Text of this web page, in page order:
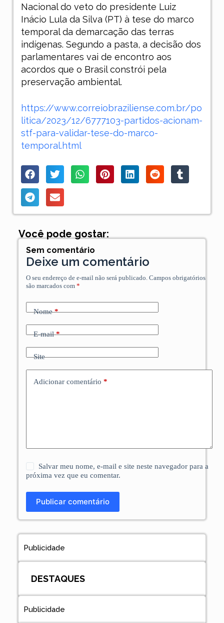
Nacional do veto do presidente Luiz
Inácio Lula da Silva (PT) à tese do marco
temporal da demarcação das terras
indígenas. Segundo a pasta, a decisão dos
parlamentares vai de encontro aos
acordos que o Brasil constrói pela
preservação ambiental.
https://www.correiobraziliense.com.br/po
litica/2023/12/6777103-partidos-acionam-
stf-para-validar-tese-do-marco-
temporal.html
Você pode gostar:
Sem comentário
Deixe um comentário
O seu endereço de e-mail não será publicado. Campos obrigatórios
são marcados com *
Nome*
E-mail*
Site
Adicionar comentário *
Salvar meu nome, e-mail e site neste navegador para a
próxima vez que eu comentar.
Publicar comentário
Publicidade
DESTAQUES
Publicidade